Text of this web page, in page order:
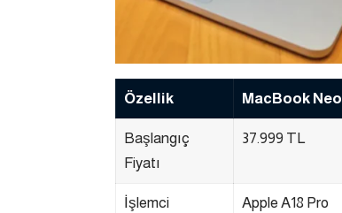
Özellik MacBook Neo
Başlangıç
Fiyatı
37.999 TL
İşlemci Apple A18 Pro